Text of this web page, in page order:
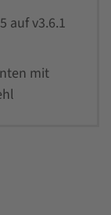
auf v3.6.1
mit